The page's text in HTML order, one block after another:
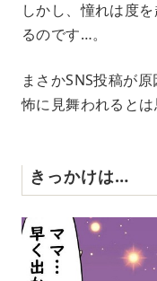
しかし、憧れは度
るのです…。
まさかSNS投稿が
怖に見舞われると
きっかけは…